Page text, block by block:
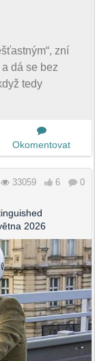
zní
dá se bez
tedy
Okomentovat
33059 6 0
2026